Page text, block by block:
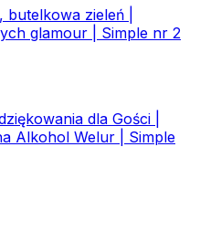
zieleń |
glamour | Simple nr 2
dla Gości |
Alkohol Welur | Simple